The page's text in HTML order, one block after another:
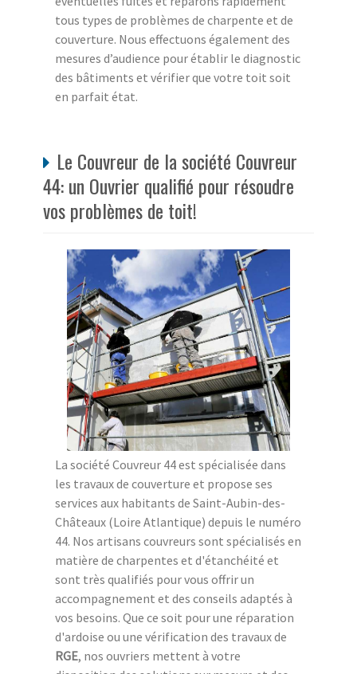
tous types de problèmes de charpente et de
couverture. Nous effectuons également des
mesures d’audience pour établir le diagnostic
des bâtiments et vérifier que votre toit soit
en parfait état.
Le Couvreur de la société Couvreur
44: un Ouvrier qualifié pour résoudre
vos problèmes de toit!
La société Couvreur 44 est spécialisée dans
les travaux de couverture et propose ses
services aux habitants de Saint-Aubin-des-
Châteaux (Loire Atlantique) depuis le numéro
44. Nos artisans couvreurs sont spécialisés en
matière de charpentes et d'étanchéité et
sont très qualifiés pour vous offrir un
accompagnement et des conseils adaptés à
vos besoins. Que ce soit pour une réparation
d'ardoise ou une vérification des travaux de
RGE, nos ouvriers mettent à votre